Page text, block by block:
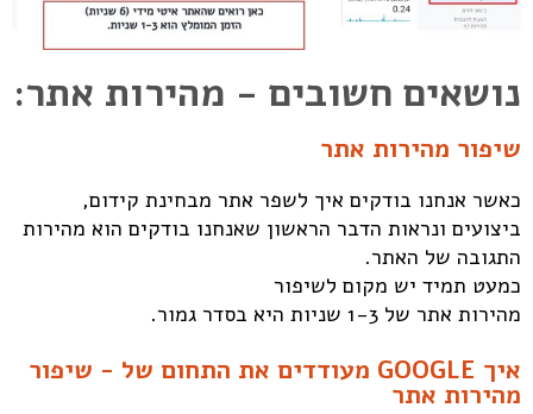
נושאים חשובים - מהירות אתר:
שיפור מהירות אתר
כאשר אנחנו בודקים איך לשפר אתר מבחינת קידום,
ביצועים ונראות הדבר הראשון שאנחנו בודקים הוא מהירות
התגובה של האתר.
כמעט תמיד יש מקום לשיפור
מהירות אתר של 1-3 שניות היא בסדר גמור.
איך GOOGLE מעודדים את התחום של - שיפור
מהירות אתר